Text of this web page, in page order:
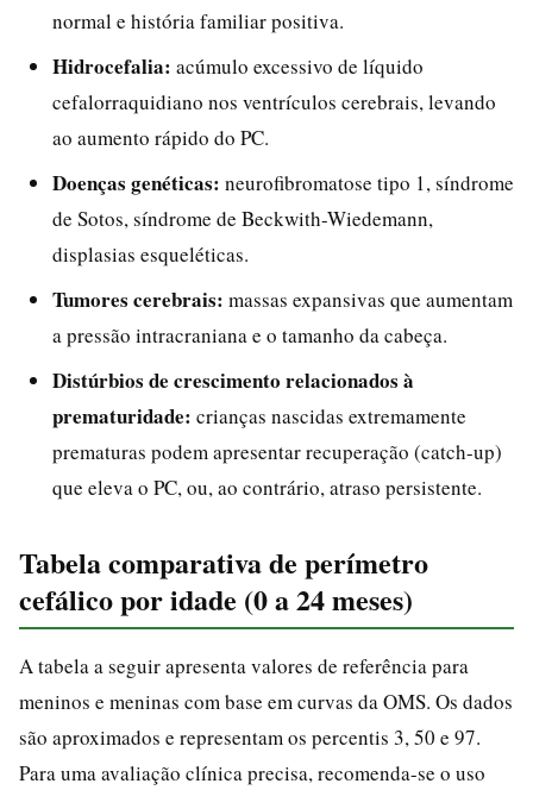
normal e história familiar positiva.
Hidrocefalia: acúmulo excessivo de líquido
cefalorraquidiano nos ventrículos cerebrais, levando
ao aumento rápido do PC.
Doenças genéticas: neurofibromatose tipo 1, síndrome
de Sotos, síndrome de Beckwith-Wiedemann,
displasias esqueléticas.
Tumores cerebrais: massas expansivas que aumentam
a pressão intracraniana e o tamanho da cabeça.
Distúrbios de crescimento relacionados à
prematuridade: crianças nascidas extremamente
prematuras podem apresentar recuperação (catch-up)
que eleva o PC, ou, ao contrário, atraso persistente.
Tabela comparativa de perímetro
cefálico por idade (0 a 24 meses)
A tabela a seguir apresenta valores de referência para
meninos e meninas com base em curvas da OMS. Os dados
são aproximados e representam os percentis 3, 50 e 97.
Para uma avaliação clínica precisa, recomenda-se o uso